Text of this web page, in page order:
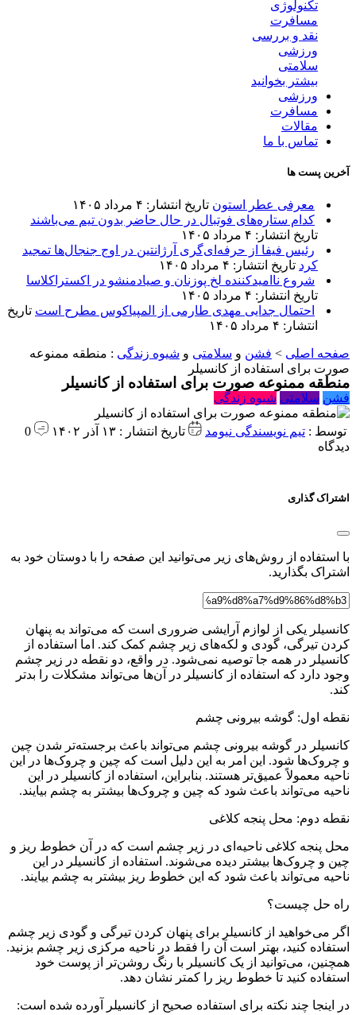
تکنولوژی
مسافرت
نقد و بررسی
ورزشی
سلامتی
بیشتر بخوانید
ورزشی
مسافرت
مقالات
تماس با ما
آخرین پست ها
معرفی عطر استون تاریخ انتشار: ۴ مرداد ۱۴۰۵
کدام ستاره‌های فوتبال در حال حاضر بدون تیم می‌باشند
تاریخ انتشار: ۴ مرداد ۱۴۰۵
رئیس فیفا از حرفه‌ای‌گری آرژانتین در اوج جنجال‌ها تمجید
کرد تاریخ انتشار: ۴ مرداد ۱۴۰۵
شروع ناامیدکننده لخ پوزنان و صیادمنشو در اکستراکلاسا
تاریخ انتشار: ۴ مرداد ۱۴۰۵
احتمال جدایی مهدی طارمی از المپیاکوس مطرح است تاریخ
انتشار: ۴ مرداد ۱۴۰۵
صفحه اصلی > فشن و سلامتی و شیوه زندگی : منطقه ممنوعه
صورت برای استفاده از کانسیلر
منطقه ممنوعه صورت برای استفاده از کانسیلر
فشن سلامتی شیوه زندگی
توسط : تیم نویسندگی نیومد تاریخ انتشار : ۱۳ آذر ۱۴۰۲
0
دیدگاه
اشتراک گذاری
با استفاده از روش‌های زیر می‌توانید این صفحه را با دوستان خود به
اشتراک بگذارید.
کانسیلر یکی از لوازم آرایشی ضروری است که می‌تواند به پنهان
کردن تیرگی، گودی و لکه‌های زیر چشم کمک کند. اما استفاده از
کانسیلر در همه جا توصیه نمی‌شود. در واقع، دو نقطه در زیر چشم
وجود دارد که استفاده از کانسیلر در آن‌ها می‌تواند مشکلات را بدتر
کند.
نقطه اول: گوشه بیرونی چشم
کانسیلر در گوشه بیرونی چشم می‌تواند باعث برجسته‌تر شدن چین
و چروک‌ها شود. این امر به این دلیل است که چین و چروک‌ها در این
ناحیه معمولاً عمیق‌تر هستند. بنابراین، استفاده از کانسیلر در این
ناحیه می‌تواند باعث شود که چین و چروک‌ها بیشتر به چشم بیایند.
نقطه دوم: محل پنجه کلاغی
محل پنجه کلاغی ناحیه‌ای در زیر چشم است که در آن خطوط ریز و
چین و چروک‌ها بیشتر دیده می‌شوند. استفاده از کانسیلر در این
ناحیه می‌تواند باعث شود که این خطوط ریز بیشتر به چشم بیایند.
راه حل چیست؟
اگر می‌خواهید از کانسیلر برای پنهان کردن تیرگی و گودی زیر چشم
استفاده کنید، بهتر است آن را فقط در ناحیه مرکزی زیر چشم بزنید.
همچنین، می‌توانید از یک کانسیلر با رنگ روشن‌تر از پوست خود
استفاده کنید تا خطوط ریز را کمتر نشان دهد.
در اینجا چند نکته برای استفاده صحیح از کانسیلر آورده شده است: